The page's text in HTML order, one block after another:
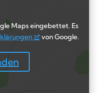
Maps eingebettet. Es
von Google.